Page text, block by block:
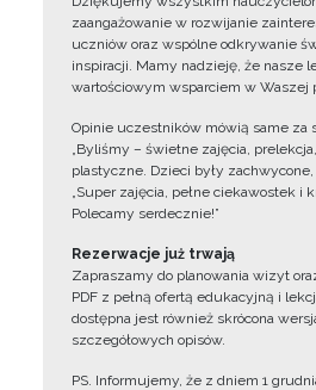
zaangażowanie w rozwijanie
uczniów oraz wspólne odkrywanie
inspiracji. Mamy nadzieję, że nasze
wartościowym wsparciem w Waszej
Opinie uczestników mówią same za
„Byliśmy – świetne zajęcia,
plastyczne. Dzieci były
„Super zajęcia, pełne ciekawostek i
Polecamy serdecznie!”
Rezerwacje już trwają
Zapraszamy do planowania wizyt
PDF z pełną ofertą edukacyjną i
dostępna jest również skrócona
szczegółowych opisów.
PS. Informujemy, że z dniem 1